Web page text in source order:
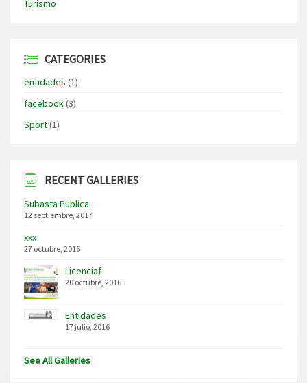
Turismo
CATEGORIES
entidades (1)
facebook(3)
Sport(1)
RECENT GALLERIES
Subasta Publica
12 septiembre, 2017
xxx
27 octubre, 2016
Licenciaf
20 octubre, 2016
Entidades
17 julio, 2016
See All Galleries